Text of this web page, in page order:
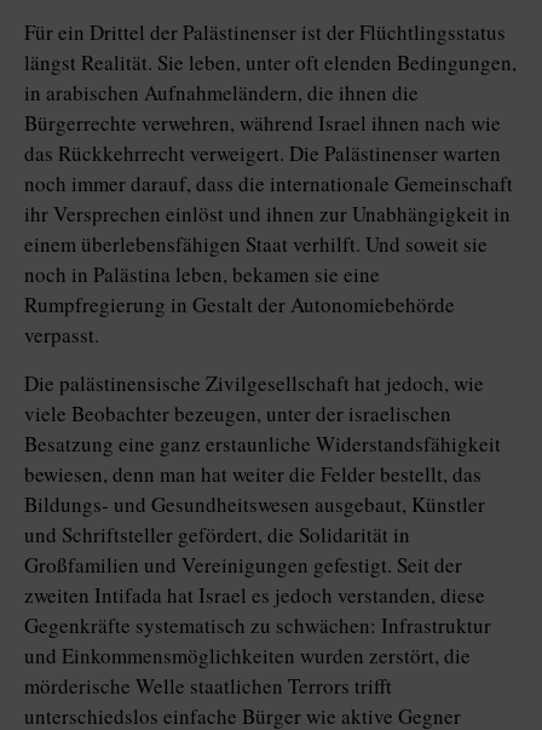
Für ein Drittel der Palästinenser ist der Flüchtlingsstatus
längst Realität. Sie leben, unter oft elenden Bedingungen,
in arabischen Aufnahmeländern, die ihnen die
Bürgerrechte verwehren, während Israel ihnen nach wie
das Rückkehrrecht verweigert. Die Palästinenser warten
noch immer darauf, dass die internationale Gemeinschaft
ihr Versprechen einlöst und ihnen zur Unabhängigkeit in
einem überlebensfähigen Staat verhilft. Und soweit sie
noch in Palästina leben, bekamen sie eine
Rumpfregierung in Gestalt der Autonomiebehörde
verpasst.
Die palästinensische Zivilgesellschaft hat jedoch, wie
viele Beobachter bezeugen, unter der israelischen
Besatzung eine ganz erstaunliche Widerstandsfähigkeit
bewiesen, denn man hat weiter die Felder bestellt, das
Bildungs- und Gesundheitswesen ausgebaut, Künstler
und Schriftsteller gefördert, die Solidarität in
Großfamilien und Vereinigungen gefestigt. Seit der
zweiten Intifada hat Israel es jedoch verstanden, diese
Gegenkräfte systematisch zu schwächen: Infrastruktur
und Einkommensmöglichkeiten wurden zerstört, die
mörderische Welle staatlichen Terrors trifft
unterschiedslos einfache Bürger wie aktive Gegner